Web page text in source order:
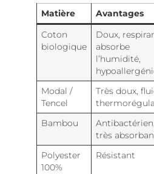
Matière Avantages
Coton
biologique
Doux,
absorbe
l’humidité,
Modal /
Tencel
Très doux,
Bambou
Antibactérien,
très
Polyester
100%
Résistant